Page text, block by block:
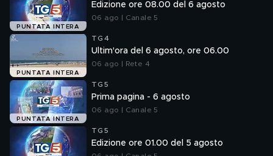
PUNTATA INTERA
Edizione ore 08.00 del 6 agosto
06 ago | Canale 5
PUNTATA INTERA
TG4
Ultim'ora del 6 agosto, ore 06.00
06 ago | Rete 4
PUNTATA INTERA
TG5
Prima pagina - 6 agosto
06 ago | Canale 5
TG5
Edizione ore 01.00 del 5 agosto